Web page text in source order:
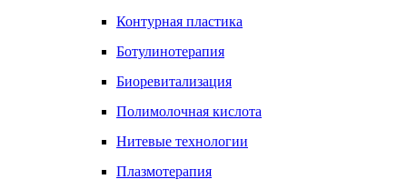
Контурная пластика
Ботулинотерапия
Биоревитализация
Полимолочная кислота
Нитевые технологии
Плазмотерапия